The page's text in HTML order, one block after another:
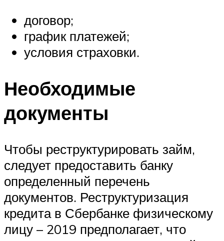
договор;
график платежей;
условия страховки.
Необходимые
документы
Чтобы реструктурировать займ,
следует предоставить банку
определенный перечень
документов. Реструктуризация
кредита в Сбербанке физическому
лицу – 2019 предполагает, что